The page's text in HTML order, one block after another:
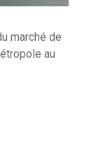
marché de
au